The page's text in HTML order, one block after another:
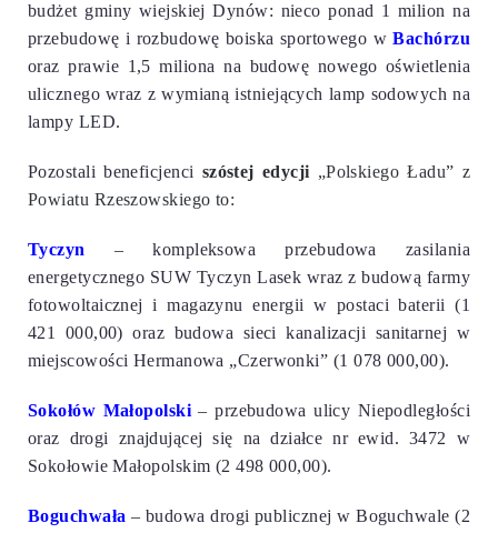
budżet gminy wiejskiej Dynów: nieco ponad 1 milion na
przebudowę i rozbudowę boiska sportowego wBachórzu
oraz prawie 1,5 miliona na budowę nowego oświetlenia
ulicznego wraz z wymianą istniejących lamp sodowych na
lampy LED.
Pozostali beneficjenci szóstej edycji „Polskiego Ładu” z
Powiatu Rzeszowskiego to:
Tyczyn
– kompleksowa przebudowa zasilania
energetycznego SUW Tyczyn Lasek wraz z budową farmy
fotowoltaicznej i magazynu energii w postaci baterii (1
421 000,00) oraz budowa sieci kanalizacji sanitarnej w
miejscowości Hermanowa „Czerwonki” (1 078 000,00).
Sokołów Małopolski – przebudowa ulicy Niepodległości
oraz drogi znajdującej się na działce nr ewid. 3472 w
Sokołowie Małopolskim (2 498 000,00).
Boguchwała – budowa drogi publicznej w Boguchwale (2